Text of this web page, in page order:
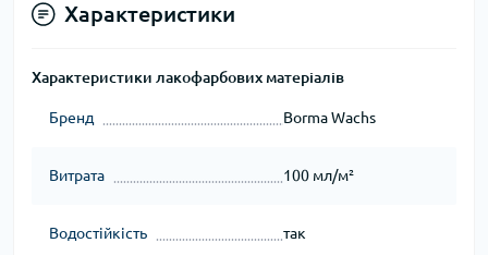
Характеристики
Характеристики лакофарбових матеріалів
Бренд Borma Wachs
Витрата 100 мл/м²
Водостійкість так